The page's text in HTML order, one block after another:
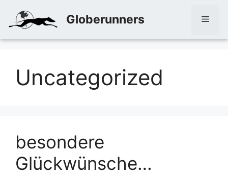
Inhalt
springen
Globerunners
Uncategorized
besondere
Glückwünsche…